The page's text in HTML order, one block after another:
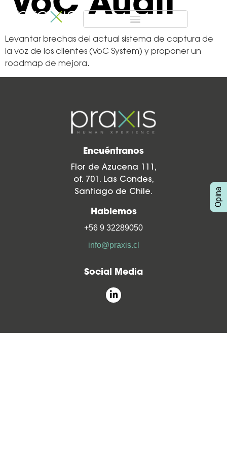
Levantar brechas del actual sistema de captura de
la voz de los clientes (VoC System) y proponer un
roadmap de mejora.
Encuéntranos
Flor de Azucena 111,
of. 701. Las Condes,
Santiago de Chile.
Hablemos
+56 9 32289050
info@praxis.cl
Social Media